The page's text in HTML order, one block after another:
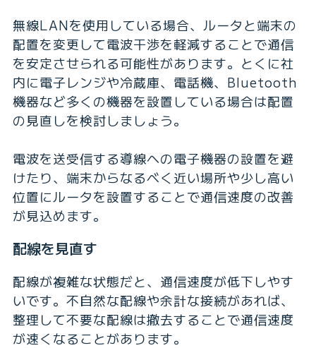
無線LANを使用している場合、ルータと端末の
配置を変更して電波干渉を軽減することで通信
を安定させられる可能性があります。とくに社
内に電子レンジや冷蔵庫、電話機、Bluetooth
機器など多くの機器を設置している場合は配置
の見直しを検討しましょう。
電波を送受信する導線への電子機器の設置を避
けたり、端末からなるべく近い場所や少し高い
位置にルータを設置することで通信速度の改善
が見込めます。
配線を見直す
配線が複雑な状態だと、通信速度が低下しやす
いです。不自然な配線や余計な接続があれば、
整理して不要な配線は撤去することで通信速度
が速くなることがあります。